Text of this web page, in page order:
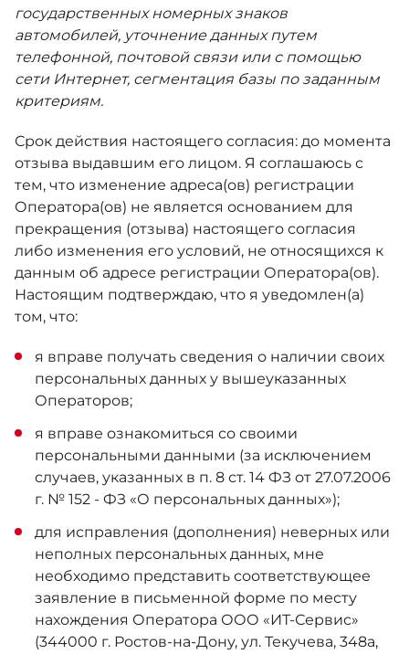
государственных номерных знаков
автомобилей, уточнение данных путем
телефонной, почтовой связи или с помощью
сети Интернет, сегментация базы по заданным
критериям.
Срок действия настоящего cогласия: до момента
отзыва выдавшим его лицом. Я соглашаюсь с
тем, что изменение адреса(ов) регистрации
Оператора(ов) не является основанием для
прекращения (отзыва) настоящего согласия
либо изменения его условий, не относящихся к
данным об адресе регистрации Оператора(ов).
Настоящим подтверждаю, что я уведомлен(а)
том, что:
я вправе получать сведения о наличии своих
персональных данных у вышеуказанных
Операторов;
я вправе ознакомиться со своими
персональными данными (за исключением
случаев, указанных в п. 8 ст. 14 ФЗ от 27.07.2006
г. № 152 - ФЗ «О персональных данных»);
для исправления (дополнения) неверных или
неполных персональных данных, мне
необходимо представить соответствующее
заявление в письменной форме по месту
нахождения Оператора ООО «ИТ-Сервис»
(344000 г. Ростов-на-Дону, ул. Текучева, 348а,